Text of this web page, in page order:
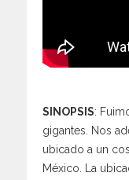
SINOPSIS:
gigantes. Nos
ubicado a un
México. La